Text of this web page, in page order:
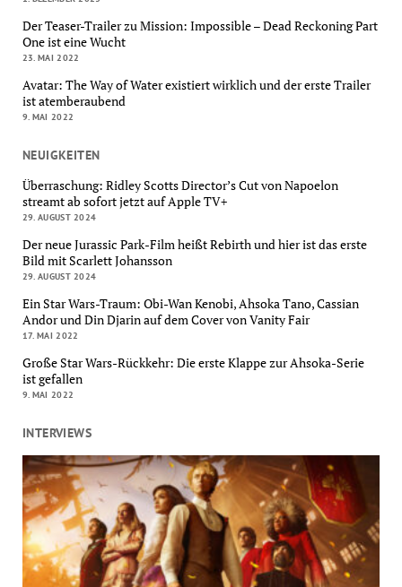
Der Teaser-Trailer zu Mission: Impossible – Dead Reckoning Part
One ist eine Wucht
23. MAI 2022
Avatar: The Way of Water existiert wirklich und der erste Trailer
ist atemberaubend
9. MAI 2022
NEUIGKEITEN
Überraschung: Ridley Scotts Director’s Cut von Napoelon
streamt ab sofort jetzt auf Apple TV+
29. AUGUST 2024
Der neue Jurassic Park-Film heißt Rebirth und hier ist das erste
Bild mit Scarlett Johansson
29. AUGUST 2024
Ein Star Wars-Traum: Obi-Wan Kenobi, Ahsoka Tano, Cassian
Andor und Din Djarin auf dem Cover von Vanity Fair
17. MAI 2022
Große Star Wars-Rückkehr: Die erste Klappe zur Ahsoka-Serie
ist gefallen
9. MAI 2022
INTERVIEWS